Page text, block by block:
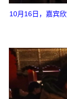
10月16日，嘉宾